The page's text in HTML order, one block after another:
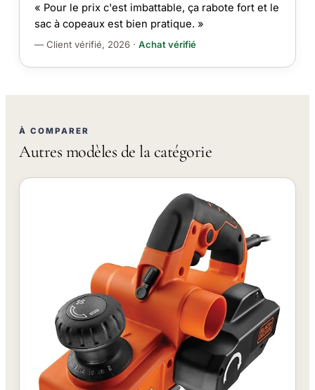
« Pour le prix c'est imbattable, ça rabote fort et le
sac à copeaux est bien pratique. »
— Client vérifié, 2026 · Achat vérifié
À COMPARER
Autres modèles de la catégorie